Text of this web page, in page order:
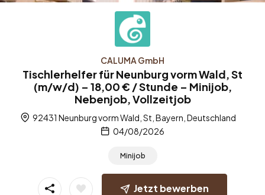
CALUMA GmbH
Tischlerhelfer für Neunburg vorm Wald, St
(m/w/d) – 18,00 € / Stunde – Minijob,
Nebenjob, Vollzeitjob
92431 Neunburg vorm Wald, St, Bayern, Deutschland
04/08/2026
Minijob
Jetzt bewerben